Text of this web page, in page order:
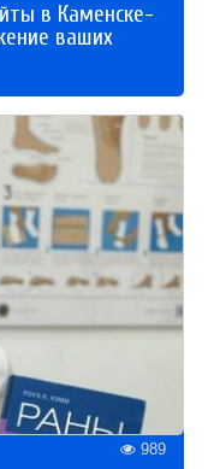
в Каменске-
ваших
989